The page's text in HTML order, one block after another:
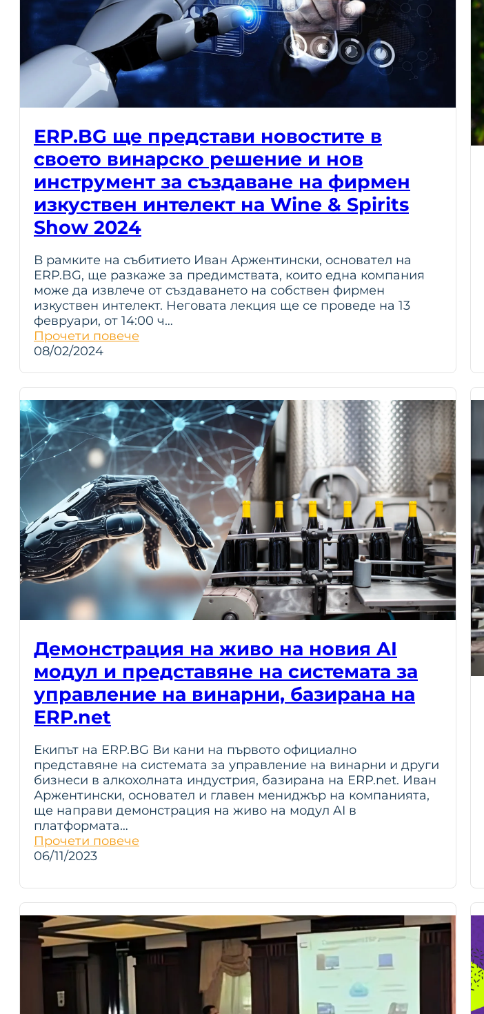
ERP.BG ще представи новостите в
своето винарско решение и нов
инструмент за създаване на фирмен
изкуствен интелект на Wine & Spirits
Show 2024
В рамките на събитието Иван Аржентински, основател на
ERP.BG, ще разкаже за предимствата, които една компания
може да извлече от създаването на собствен фирмен
изкуствен интелект. Неговата лекция ще се проведе на 13
февруари, от 14:00 ч…
Прочети повече
08/02/2024
Демонстрация на живо на новия AI
модул и представяне на системата за
управление на винарни, базирана на
ERP.net
Екипът на ERP.BG Ви кани на първото официално
представяне на системата за управление на винарни и други
бизнеси в алкохолната индустрия, базирана на ERP.net. Иван
Аржентински, основател и главен мениджър на компанията,
ще направи демонстрация на живо на модул AI в
платформата…
Прочети повече
06/11/2023